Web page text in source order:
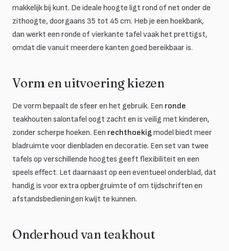
makkelijk bij kunt. De ideale hoogte ligt rond of net onder de
zithoogte, doorgaans 35 tot 45 cm. Heb je een hoekbank,
dan werkt een ronde of vierkante tafel vaak het prettigst,
omdat die vanuit meerdere kanten goed bereikbaar is.
Vorm en uitvoering kiezen
De vorm bepaalt de sfeer en het gebruik. Een ronde
teakhouten salontafel oogt zacht en is veilig met kinderen,
zonder scherpe hoeken. Een rechthoekigmodel biedt meer
bladruimte voor dienbladen en decoratie. Een set van twee
tafels op verschillende hoogtes geeft flexibiliteit en een
speels effect. Let daarnaast op een eventueel onderblad, dat
handig is voor extra opbergruimte of om tijdschriften en
afstandsbedieningen kwijt te kunnen.
Onderhoud van teakhout